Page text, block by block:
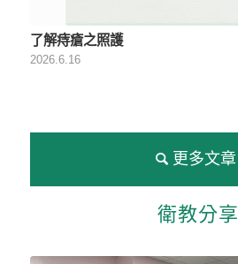
了解痔瘡之照護
2026.6.16
更多文章
衛教分享